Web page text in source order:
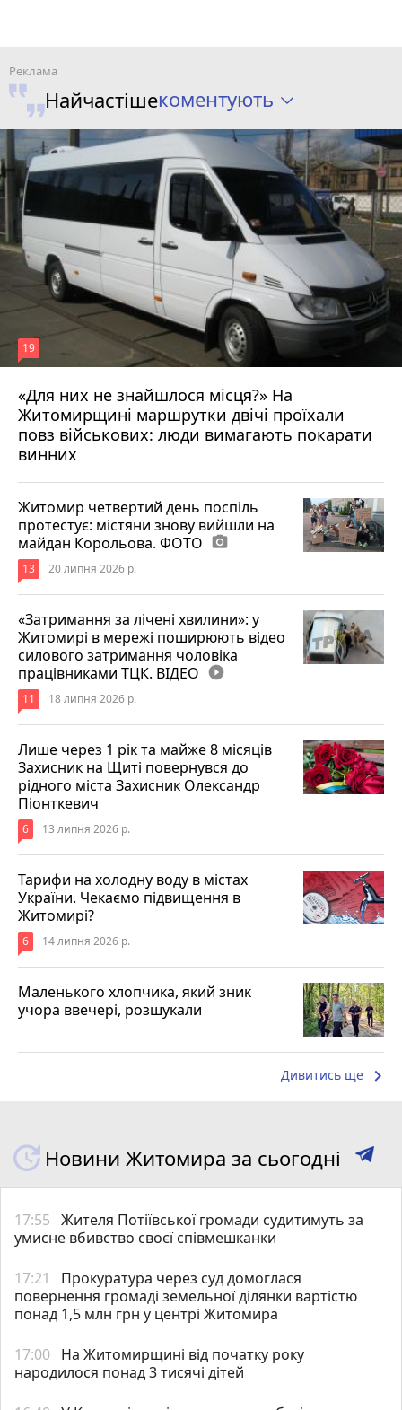
Найчастішекоментують
«Для них не знайшлося місця?» На
Житомирщині маршрутки двічі проїхали
повз військових: люди вимагають покарати
винних
19
17 липня 2026 р.
Житомир четвертий день поспіль
протестує: містяни знову вийшли на
майдан Корольова. ФОТО photo_camera
13 20 липня 2026 р.
«Затримання за лічені хвилини»: у
Житомирі в мережі поширюють відео
силового затримання чоловіка
працівниками ТЦК. ВІДЕО play_circle_filled
11 18 липня 2026 р.
Лише через 1 рік та майже 8 місяців
Захисник на Щиті повернувся до
рідного міста Захисник Олександр
Піонткевич
6 13 липня 2026 р.
Тарифи на холодну воду в містах
України. Чекаємо підвищення в
Житомирі?
6 14 липня 2026 р.
Маленького хлопчика, який зник
учора ввечері, розшукали
Дивитись ще keyboard_arrow_right
Новини Житомира за сьогодні
17:55 Жителя Потіївської громади судитимуть за
умисне вбивство своєї співмешканки
17:21
Прокуратура через суд домоглася
повернення громаді земельної ділянки вартістю
понад 1,5 млн грн у центрі Житомира
17:00 На Житомирщині від початку року
народилося понад 3 тисячі дітей